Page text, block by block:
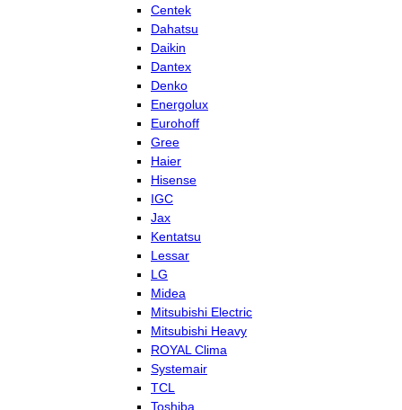
Centek
Dahatsu
Daikin
Dantex
Denko
Energolux
Eurohoff
Gree
Haier
Hisense
IGC
Jax
Kentatsu
Lessar
LG
Midea
Mitsubishi Electric
Mitsubishi Heavy
ROYAL Clima
Systemair
TCL
Toshiba